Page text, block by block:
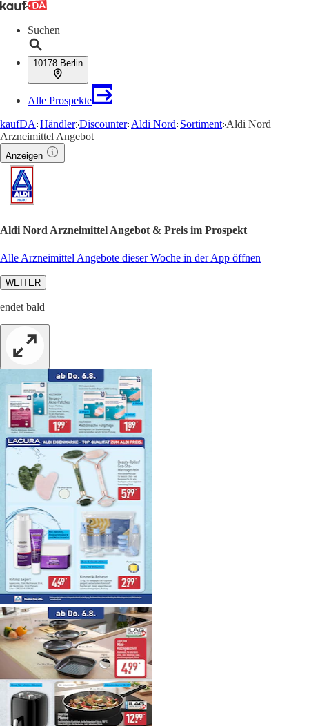
Suchen
10178 Berlin
Alle Prospekte
kaufDA Händler Discounter Aldi Nord Sortiment Aldi Nord
Arzneimittel Angebot
Anzeigen
Aldi Nord Arzneimittel Angebot & Preis im Prospekt
Alle Arzneimittel Angebote dieser Woche in der App öffnen
WEITER
endet bald